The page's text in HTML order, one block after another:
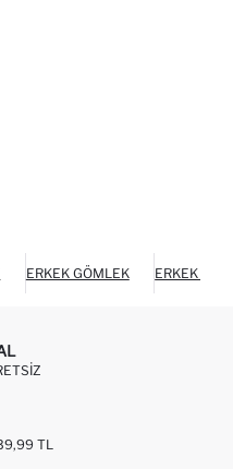
ERKEK GÖMLEK ERKEK
TL